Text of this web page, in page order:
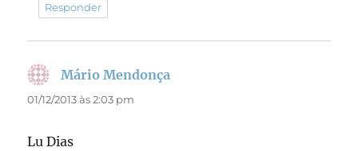
Responder
Mário Mendonça
01/12/2013 às 2:03 pm
Lu Dias